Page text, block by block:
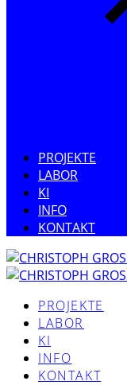
PROJEKTE
LABOR
KI
INFO
KONTAKT
PROJEKTE
LABOR
KI
INFO
KONTAKT